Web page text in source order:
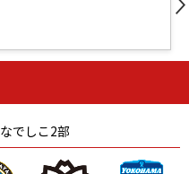
石人の星
静岡 愛媛Ｌ
なでしこ2部